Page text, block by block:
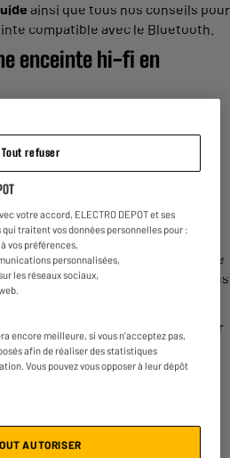
ainsi que tous nos conseils pour
compatible avec le Bluetooth.
enceinte hi-fi en
avec votresmartphoneou
utilisant un adaptateur
vous pouvez également
Bluetooth grâce à une
votre chaîne hi-fi ou vos
sans fil, c’est possible avec une
ou une sortie RCA. Ensuite il vous
Bluetooth.
avec un des câbles en question sur
à une priseUSBpour ne pas
n'a plus debatterie. Connectez
à se connecter à l’émetteur
vous n'aurez plus qu'à aller
pour vous y connecter.
Tout refuser
votre accord, ELECTRO DEPOT et ses
traitent vos données personnelles pour :
vos préférences,
personnalisées,
les réseaux sociaux,
encore meilleure, si vous n'acceptez pas,
afin de réaliser des statistiques
Vous pouvez vous opposer à leur dépôt
AUTORISER